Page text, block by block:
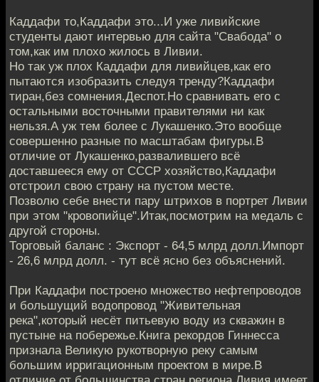
Каддафи то,Каддафи это...И уже ливийские
студенты дают интервью для сайта "Свабода" о
том,как им плохо жилось в Ливии.
Но так уж плох Каддафи для ливийцев,как его
пытаются изобразить следуя тренду?Каддафи
тиран,без сомнения.Деспот.Но сравнивать его с
остальными восточными правителями ни как
нельзя.А уж тем более с Лукашенко.Это вообще
совершенно разные по масштабам фигуры.В
отличие от Лукашенко,развалившего всё
доставшееся ему от СССР хозяйство,Каддафи
отстроил свою страну на пустом месте.
Позволю себе внести пару штрихов в портрет Ливии
при этом "кровопийце".Итак,посмотрим на медаль с
другой стороны.
Торговый баланс : Экспорт - 64,5 млрд долл.Импорт
- 26,6 млрд долл. - тут всё ясно без объяснений.
При Каддафи построено множество нефтепроводов
и большущий водопровод "Живительная
река",который несёт питьевую воду из скважин в
пустыне на побережье.Книга рекордов Гиннесса
признала Великую рукотворную реку самым
большим ирригационным проектом в мире.В